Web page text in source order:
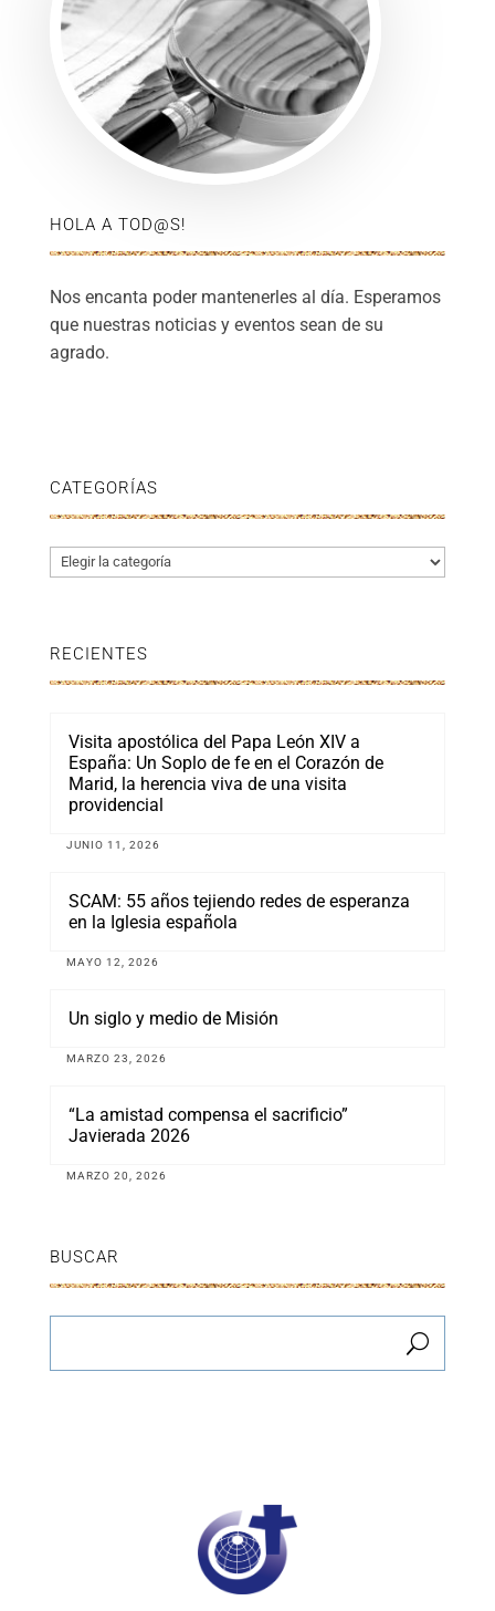
HOLA A TOD@S!
Nos encanta poder mantenerles al día. Esperamos
que nuestras noticias y eventos sean de su
agrado.
CATEGORÍAS
Categorías
RECIENTES
Visita apostólica del Papa León XIV a
España: Un Soplo de fe en el Corazón de
Marid, la herencia viva de una visita
providencial
JUNIO 11, 2026
SCAM: 55 años tejiendo redes de esperanza
en la Iglesia española
MAYO 12, 2026
Un siglo y medio de Misión
MARZO 23, 2026
“La amistad compensa el sacrificio”
Javierada 2026
MARZO 20, 2026
BUSCAR